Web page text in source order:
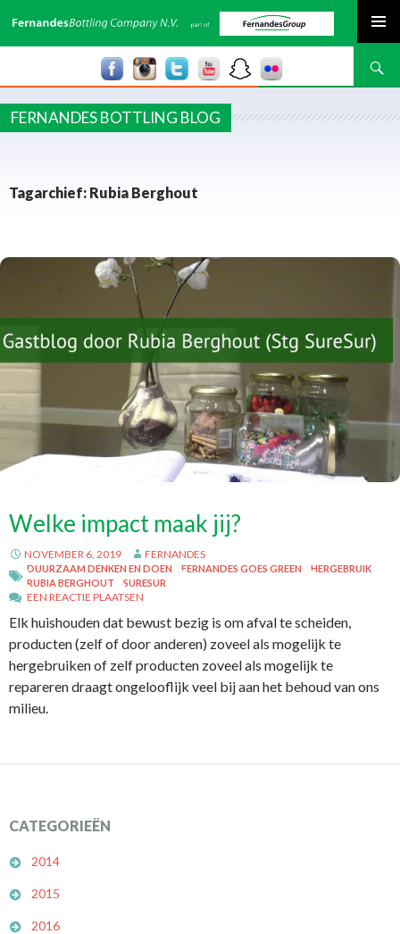
Zoeken
FERNANDES BOTTLING BLOG
Tagarchief: Rubia Berghout
Welke impact maak jij?
NOVEMBER 6, 2019 FERNANDES
DUURZAAM DENKEN EN DOEN FERNANDES GOES GREEN
HERGEBRUIK
RUBIA BERGHOUT
SURESUR
EEN REACTIE PLAATSEN
Elk huishouden dat bewust bezig is om afval te scheiden,
producten (zelf of door anderen) zoveel als mogelijk te
hergebruiken of zelf producten zoveel als mogelijk te
repareren draagt ongelooflijk veel bij aan het behoud van ons
milieu.
CATEGORIEËN
2014
2015
2016